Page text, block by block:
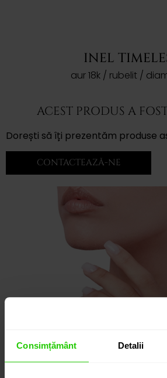
Consimțământ Detalii
INEL
aur 18k / rubelit /
ACEST PRODUS A
Dorești să îți prezentăm produse
CONTACTEAZĂ-NE